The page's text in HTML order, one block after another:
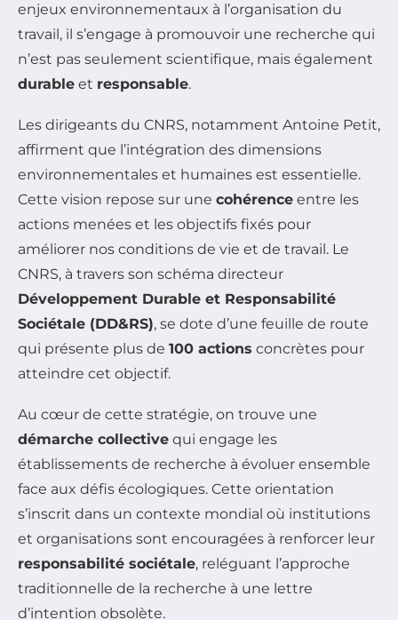
enjeux environnementaux à l’organisation du
travail, il s’engage à promouvoir une recherche qui
n’est pas seulement scientifique, mais également
durable et responsable.
Les dirigeants du CNRS, notamment Antoine Petit,
affirment que l’intégration des dimensions
environnementales et humaines est essentielle.
Cette vision repose sur une cohérence entre les
actions menées et les objectifs fixés pour
améliorer nos conditions de vie et de travail. Le
CNRS, à travers son schéma directeur
Développement Durable et Responsabilité
Sociétale (DD&RS), se dote d’une feuille de route
qui présente plus de 100 actions concrètes pour
atteindre cet objectif.
Au cœur de cette stratégie, on trouve une
démarche collective qui engage les
établissements de recherche à évoluer ensemble
face aux défis écologiques. Cette orientation
s’inscrit dans un contexte mondial où institutions
et organisations sont encouragées à renforcer leur
responsabilité sociétale, reléguant l’approche
traditionnelle de la recherche à une lettre
d’intention obsolète.